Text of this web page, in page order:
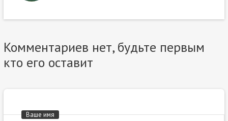
Комментариев нет, будьте первым
кто его оставит
Ваше имя